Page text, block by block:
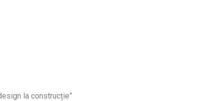
la construcție”